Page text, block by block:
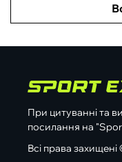
При цитуванні та
посилання на
Всі права